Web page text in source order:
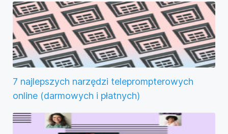
7 najlepszych narzędzi teleprompterowych
online (darmowych i płatnych)